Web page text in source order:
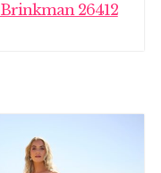
Brinkman 26412